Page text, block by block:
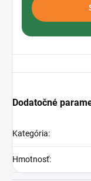
Dodatočné
Kategória:
Hmotnosť: